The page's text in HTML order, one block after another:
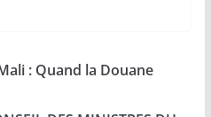
: Quand la Douane